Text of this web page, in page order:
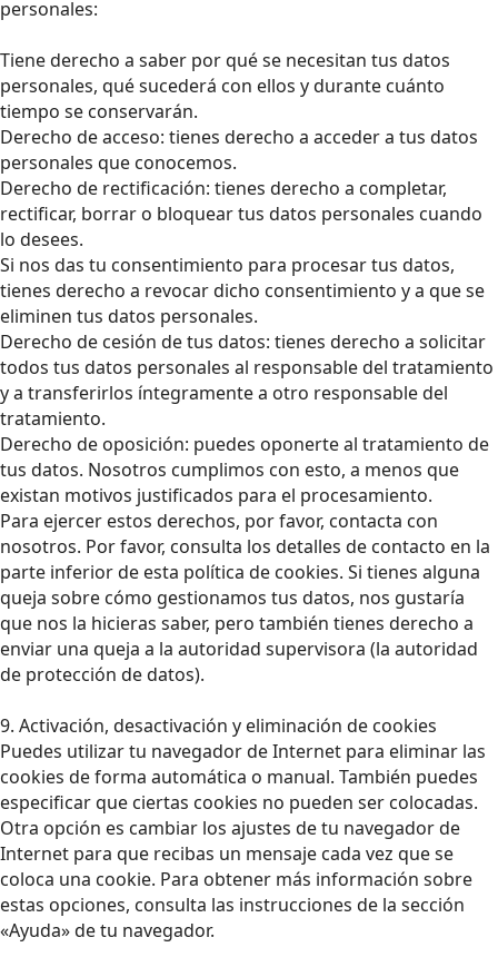
personales:
Tiene derecho a saber por qué se necesitan tus datos
personales, qué sucederá con ellos y durante cuánto
tiempo se conservarán.
Derecho de acceso: tienes derecho a acceder a tus datos
personales que conocemos.
Derecho de rectificación: tienes derecho a completar,
rectificar, borrar o bloquear tus datos personales cuando
lo desees.
Si nos das tu consentimiento para procesar tus datos,
tienes derecho a revocar dicho consentimiento y a que se
eliminen tus datos personales.
Derecho de cesión de tus datos: tienes derecho a solicitar
todos tus datos personales al responsable del tratamiento
y a transferirlos íntegramente a otro responsable del
tratamiento.
Derecho de oposición: puedes oponerte al tratamiento de
tus datos. Nosotros cumplimos con esto, a menos que
existan motivos justificados para el procesamiento.
Para ejercer estos derechos, por favor, contacta con
nosotros. Por favor, consulta los detalles de contacto en la
parte inferior de esta política de cookies. Si tienes alguna
queja sobre cómo gestionamos tus datos, nos gustaría
que nos la hicieras saber, pero también tienes derecho a
enviar una queja a la autoridad supervisora (la autoridad
de protección de datos).
9. Activación, desactivación y eliminación de cookies
Puedes utilizar tu navegador de Internet para eliminar las
cookies de forma automática o manual. También puedes
especificar que ciertas cookies no pueden ser colocadas.
Otra opción es cambiar los ajustes de tu navegador de
Internet para que recibas un mensaje cada vez que se
coloca una cookie. Para obtener más información sobre
estas opciones, consulta las instrucciones de la sección
«Ayuda» de tu navegador.